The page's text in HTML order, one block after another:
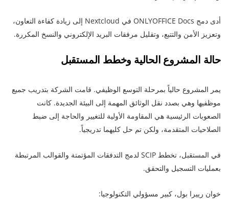
أدى دمج ONLYOFFICE Docs في Nextcloud إلى زيادة كفاءة التعاون،
وتعزيز الأمن والتتبع، وتقليل مرفقات البريد الإلكتروني والنسخ المكررة.
حالة المشروع الحالية وخطط المستقبل
يمر المشروع حالياً بمرحلة التوسع الوظيفي. قامت الشركة بتدريب جميع
موظفيها وهي بصدد نقل الوثائق المهمة إلى البيئة الجديدة. كانت
الصعوبات الرئيسية هي المقاومة الأولية للتغيير والحاجة إلى ضبط
الصلاحيات المتقدمة، ولكن تم حل كليهما تدريجياً.
في المستقبل، تخطط SCIP لدمج التدفقات المؤتمتة والقوالب المرتبطة
بعمليات التسجيل والتحقق.
خوان رييرا بول، كبير مسؤولي التكنولوجيا: